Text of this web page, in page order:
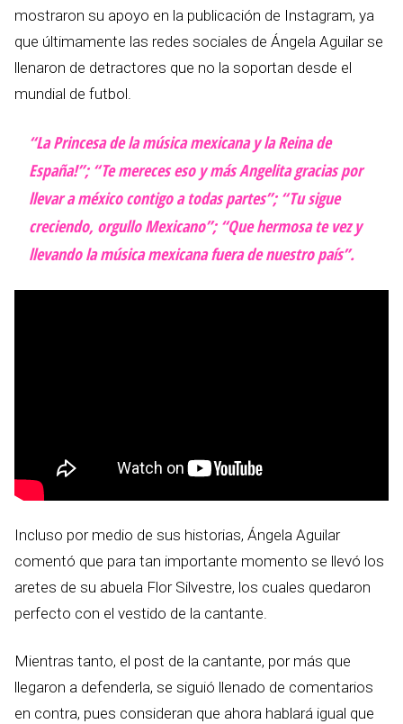
mostraron su apoyo en la publicación de Instagram, ya
que últimamente las redes sociales de Ángela Aguilar se
llenaron de detractores que no la soportan desde el
mundial de futbol.
“La Princesa de la música mexicana y la Reina de
España!”; “Te mereces eso y más Angelita gracias por
llevar a méxico contigo a todas partes”; “Tu sigue
creciendo, orgullo Mexicano”; “Que hermosa te vez y
llevando la música mexicana fuera de nuestro país”.
Incluso por medio de sus historias, Ángela Aguilar
comentó que para tan importante momento se llevó los
aretes de su abuela Flor Silvestre, los cuales quedaron
perfecto con el vestido de la cantante.
Mientras tanto, el post de la cantante, por más que
llegaron a defenderla, se siguió llenado de comentarios
en contra, pues consideran que ahora hablará igual que